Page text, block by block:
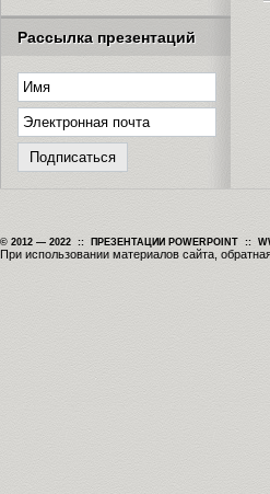
Рассылка презентаций
© 2012 — 2022 :: ПРЕЗЕНТАЦИИ POWERPOINT ::
При использовании материалов сайта,